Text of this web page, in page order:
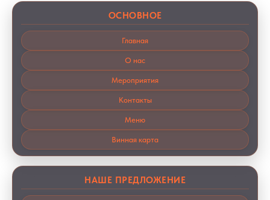
ОСНОВНОЕ
Главная
О нас
Мероприятия
Контакты
Меню
Винная карта
НАШЕ ПРЕДЛОЖЕНИЕ